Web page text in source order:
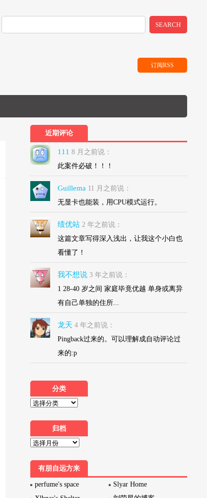
SEARCH
订阅RSS
近期评论
111 8 月之前说：
此案件必破！！！
Guillema 11 月之前说：
无显卡也能装，用CPU模式运行。
绩优站 2 年之前说：
这篇文章写得深入浅出，让我这个小白也
看懂了！
我不想说 3 年之前说：
1 28-40 岁之间 家庭毕竟优越 单身或离异
有自己单独的住所...
龙天 4 年之前说：
Pingback过来的。可以理解成自动评论过
来的:p
分类
归档
有朋自远方来
perfume's space
Slyar Home